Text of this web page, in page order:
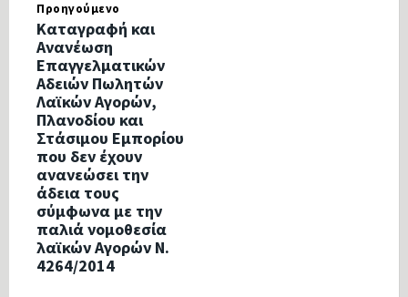
Προηγούμενο
Καταγραφή και
Ανανέωση
Επαγγελματικών
Αδειών Πωλητών
Λαϊκών Αγορών,
Πλανοδίου και
Στάσιμου Εμπορίου
που δεν έχουν
ανανεώσει την
άδεια τους
σύμφωνα με την
παλιά νομοθεσία
λαϊκών Αγορών Ν.
4264/2014